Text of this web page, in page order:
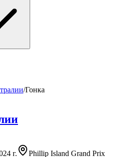
/Гонка
г.
Phillip Island Grand Prix